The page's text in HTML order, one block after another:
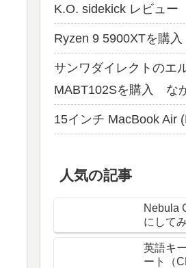
K.O. sidekick レビュー
Ryzen 9 5900XTを購入
サンワダイレクトのエ
MABT102Sを購入 な
15インチ MacBook Air
人気の記事
Nebula
にして
英語キ
ート（